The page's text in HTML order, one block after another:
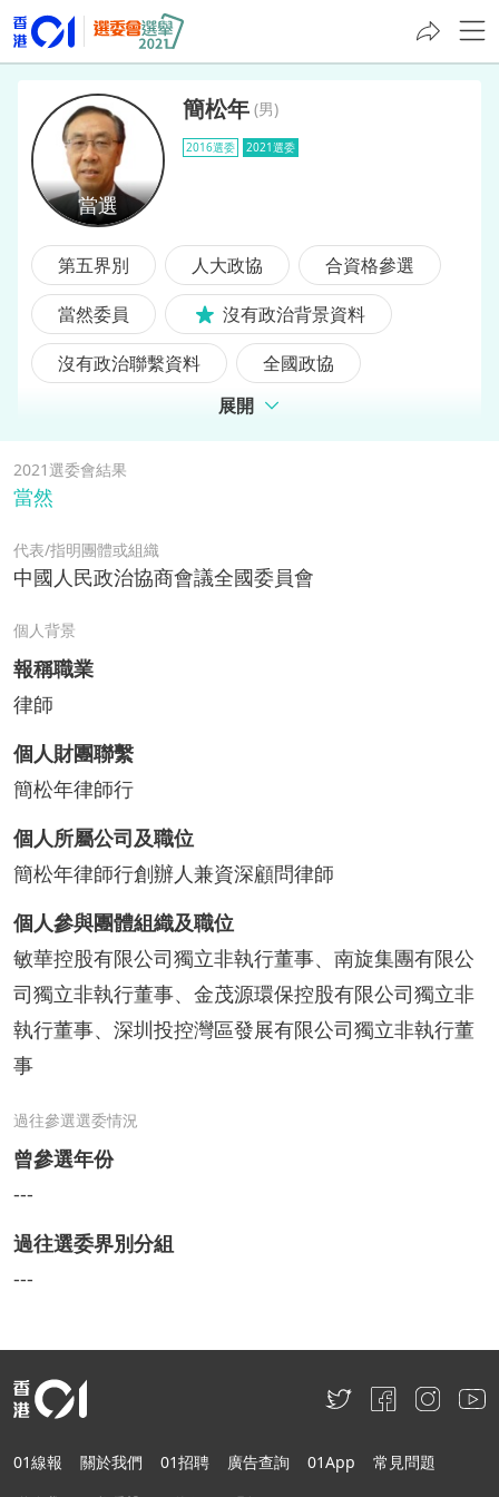
簡松年
簡松年 (男)
2016選委 2021選委
第五界別 人大政協
合資格參選
當然委員
沒有政治背景資料
沒有政治聯繫資料
全國政協
前選委
展開
2021選委會結果
當然
代表/指明團體或組織
中國人民政治協商會議全國委員會
個人背景
報稱職業
律師
個人財團聯繫
簡松年律師行
個人所屬公司及職位
簡松年律師行創辦人兼資深顧問律師
個人參與團體組織及職位
敏華控股有限公司獨立非執行董事、南旋集團有限公
司獨立非執行董事、金茂源環保控股有限公司獨立非
執行董事、深圳投控灣區發展有限公司獨立非執行董
事
過往參選選委情況
曾參選年份
---
過往選委界別分組
---
01線報 關於我們 01招聘 廣告查詢 01App
常見問題